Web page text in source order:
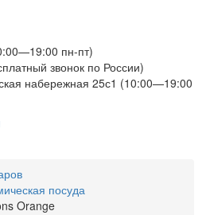
пн-пт)
звонок по России)
набережная 25с1 (10:00—19:00
посуда
Orange